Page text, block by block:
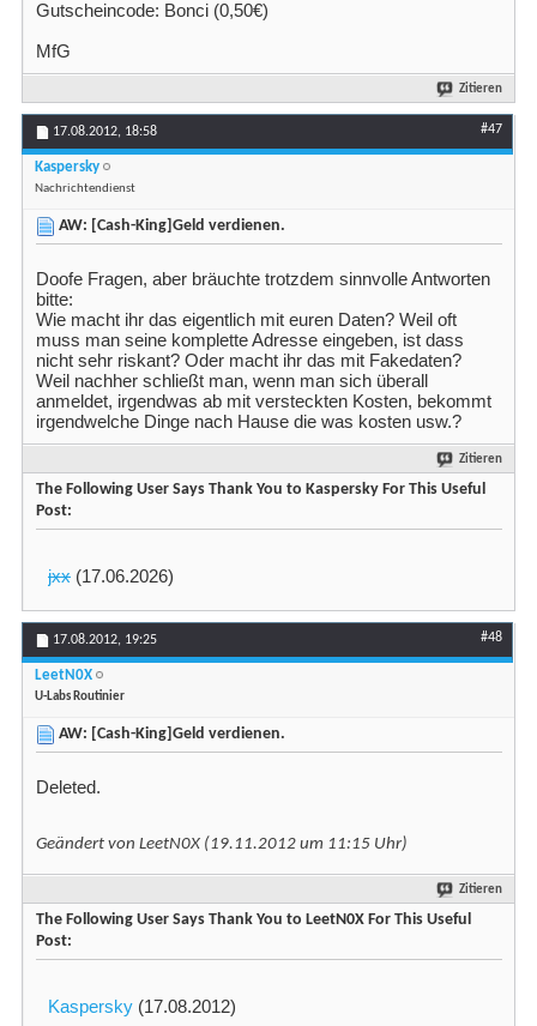
Gutscheincode: Bonci (0,50€)
MfG
Zitieren
17.08.2012, 18:58 #47
Kaspersky
Nachrichtendienst
AW: [Cash-King]Geld verdienen.
Doofe Fragen, aber bräuchte trotzdem sinnvolle Antworten
bitte:
Wie macht ihr das eigentlich mit euren Daten? Weil oft
muss man seine komplette Adresse eingeben, ist dass
nicht sehr riskant? Oder macht ihr das mit Fakedaten?
Weil nachher schließt man, wenn man sich überall
anmeldet, irgendwas ab mit versteckten Kosten, bekommt
irgendwelche Dinge nach Hause die was kosten usw.?
Zitieren
The Following User Says Thank You to Kaspersky For This Useful
Post:
jxx (17.06.2026)
17.08.2012, 19:25 #48
LeetN0X
U-Labs Routinier
AW: [Cash-King]Geld verdienen.
Deleted.
Geändert von LeetN0X (19.11.2012 um 11:15 Uhr)
Zitieren
The Following User Says Thank You to LeetN0X For This Useful
Post:
Kaspersky (17.08.2012)